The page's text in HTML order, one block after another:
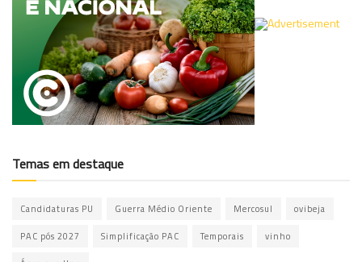
Temas em destaque
Candidaturas PU Guerra Médio Oriente Mercosul ovibeja
PAC pós 2027 Simplificação PAC Temporais vinho